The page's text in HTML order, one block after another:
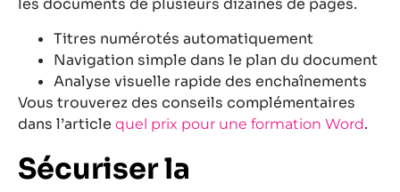
les documents de plusieurs dizaines de pages.
Titres numérotés automatiquement
Navigation simple dans le plan du document
Analyse visuelle rapide des enchaînements
Vous trouverez des conseils complémentaires
dans l’article quel prix pour une formation Word.
Sécuriser la